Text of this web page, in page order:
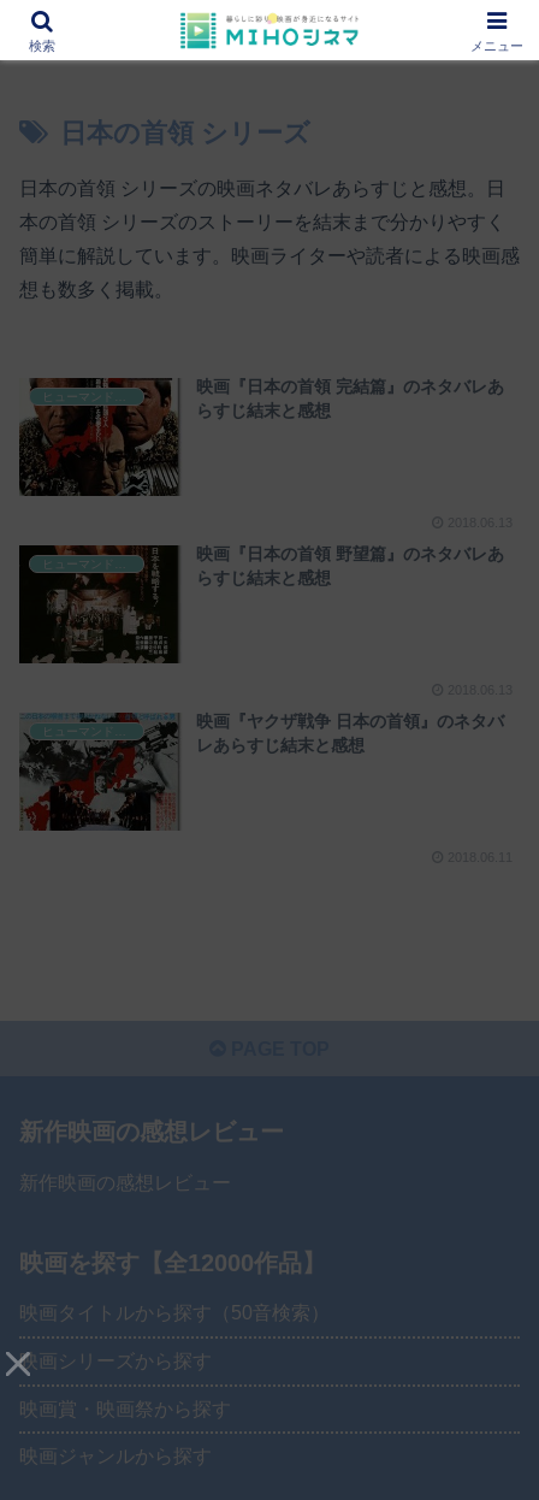
12000作品を紹介！あなたの映画図書館『MIHOシネマ』
日本の首領 シリーズ
日本の首領 シリーズの映画ネタバレあらすじと感想。日
本の首領 シリーズのストーリーを結末まで分かりやすく
簡単に解説しています。映画ライターや読者による映画感
想も数多く掲載。
映画『日本の首領 完結篇』のネタバレあ
らすじ結末と感想
映画『日本の首領 野望篇』のネタバレあ
らすじ結末と感想
映画『ヤクザ戦争 日本の首領』のネタバ
レあらすじ結末と感想
新作映画の感想レビュー
新作映画の感想レビュー
映画を探す【全12000作品】
映画タイトルから探す（50音検索）
映画シリーズから探す
映画賞・映画祭から探す
映画ジャンルから探す
検索 メニュー